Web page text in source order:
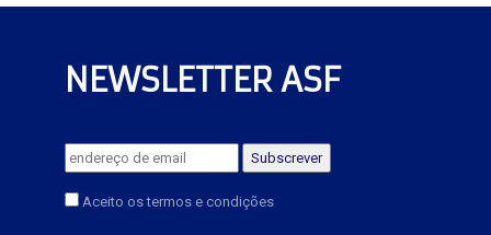
NEWSLETTER ASF
Aceito os termos e condições